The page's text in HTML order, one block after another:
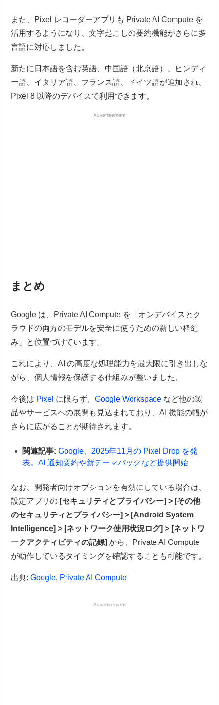
また、Pixel レコーダーアプリも Private AI Compute を
活用するようになり、文字起こしの要約機能がさらに多
言語に対応しました。
新たに日本語を含む英語、中国語（北京語）、ヒンディ
ー語、イタリア語、フランス語、ドイツ語が追加され、
Pixel 8 以降のデバイスで利用できます。
Advertisement
まとめ
Google は、Private AI Compute を「オンデバイスとク
ラウドの両方のモデルを安全に使うための新しい枠組
み」と位置づけています。
これにより、AI の高度な処理能力を最大限に引き出しな
がら、個人情報を保護する仕組みが整いました。
今後は Pixel に限らず、Google Workspace など他の製
品やサービスへの展開も見込まれており、AI 機能の幅が
さらに広がることが期待されます。
関連記事: Google、2025年11月の Pixel Drop を発
表。AI 通知要約や新テーマパックなど提供開始
なお、開発者向けオプションを有効にしている場合は、
設定アプリの [セキュリティとプライバシー] > [その他
のセキュリティとプライバシー] > [Android System
Intelligence] > [ネットワーク使用状況ログ] > [ネットワ
ークアクティビティの記録]から、Private AI Compute
が動作しているタイミングを確認することも可能です。
出典:Google, Private AI Compute
Advertisement